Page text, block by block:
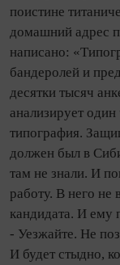
поистине
домашний адрес
написано:
бандеролей и
десятки тысяч
анализирует один
типография.
должен был в
там не знали. И
работу. В него не
кандидата. И ему
- Уезжайте. Не
И будет стыдно,